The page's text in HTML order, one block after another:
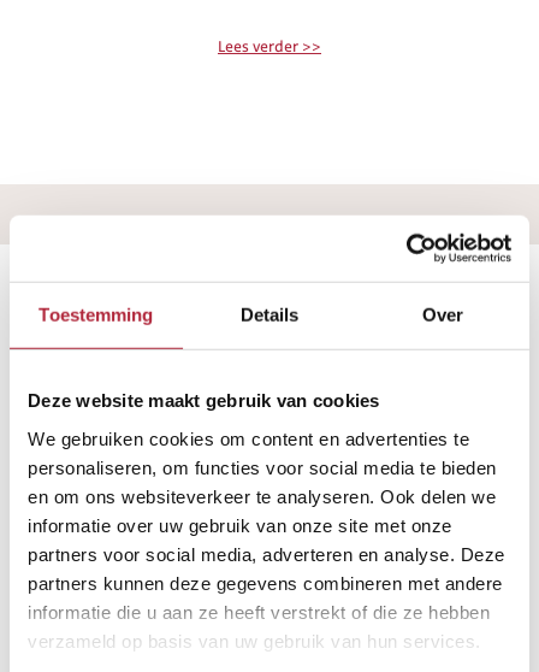
Toestemming Details Over
Deze website maakt gebruik van cookies
We gebruiken cookies om content en advertenties te
personaliseren, om functies voor social media te bieden
en om ons websiteverkeer te analyseren. Ook delen we
informatie over uw gebruik van onze site met onze
partners voor social media, adverteren en analyse. Deze
partners kunnen deze gegevens combineren met andere
informatie die u aan ze heeft verstrekt of die ze hebben
verzameld op basis van uw gebruik van hun services.
Lees verder >>